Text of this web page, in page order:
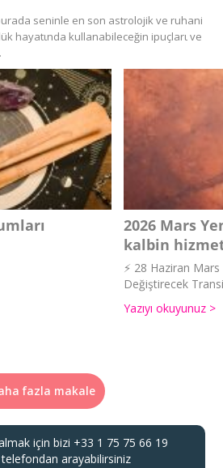
seninle en son astrolojik ve ruhani
hayatιnda kullanabileceğin ipuçlarι ve
2026 Mars
kalbin
⚡ 28 Haziran
Değiştirecek
Yazıyı okuyunuz >
fazla makale
için bizi +33 1 75 75 66 19
telefondan arayabilirsiniz